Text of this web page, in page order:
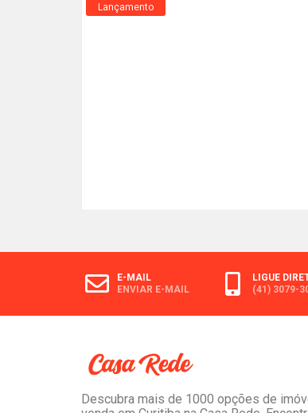
Lançamento
E-MAIL
ENVIAR E-MAIL
LIGUE
(41) 3079-
Descubra mais de 1000 opções de